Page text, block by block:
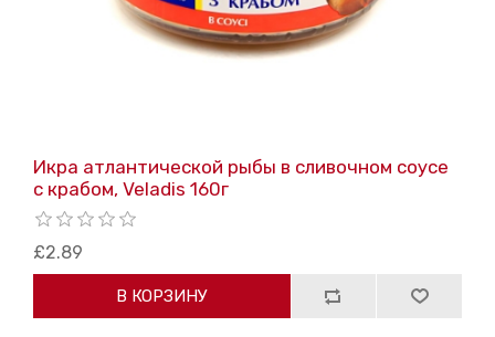
Икра атлантической рыбы в сливочном соусе
с крабом, Veladis 160г
£2.89
В КОРЗИНУ